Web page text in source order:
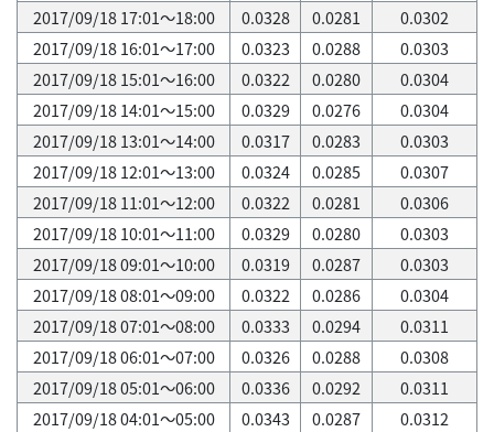
2017/09/18 17:01～18:00
0.0328 0.0281
0.0302
2017/09/18 16:01～17:00
0.0323 0.0288
0.0303
2017/09/18 15:01～16:00
0.0322 0.0280
0.0304
2017/09/18 14:01～15:00
0.0329 0.0276
0.0304
2017/09/18 13:01～14:00
0.0317 0.0283
0.0303
2017/09/18 12:01～13:00
0.0324 0.0285
0.0307
2017/09/18 11:01～12:00
0.0322 0.0281
0.0306
2017/09/18 10:01～11:00
0.0329 0.0280
0.0303
2017/09/18 09:01～10:00
0.0319 0.0287
0.0303
2017/09/18 08:01～09:00
0.0322 0.0286
0.0304
2017/09/18 07:01～08:00
0.0333 0.0294
0.0311
2017/09/18 06:01～07:00
0.0326 0.0288
0.0308
2017/09/18 05:01～06:00
0.0336 0.0292
0.0311
2017/09/18 04:01～05:00
0.0343 0.0287
0.0312